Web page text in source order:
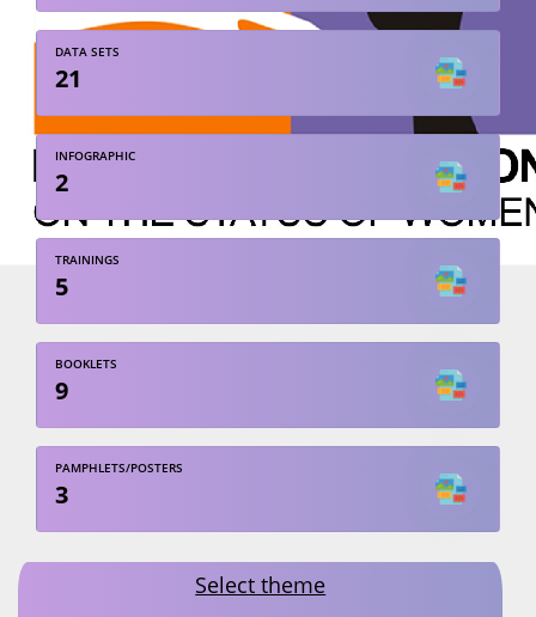
DATA SETS
21
INFOGRAPHIC
2
TRAININGS
5
BOOKLETS
9
PAMPHLETS/POSTERS
3
Select theme